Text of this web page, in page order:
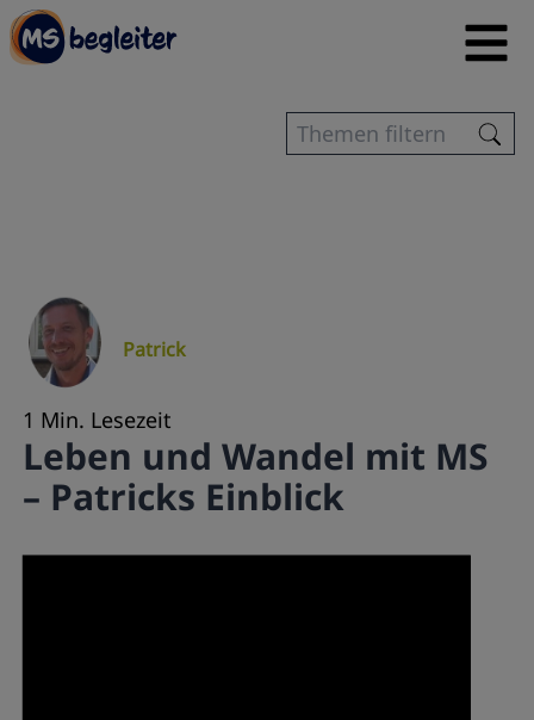
Patrick
1 Min. Lesezeit
Leben und Wandel mit MS
– Patricks Einblick